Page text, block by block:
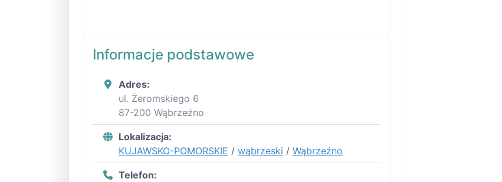
Informacje podstawowe
Adres:
ul. Żeromskiego 6
87-200 Wąbrzeźno
Lokalizacja:
KUJAWSKO-POMORSKIE / wąbrzeski / Wąbrzeźno
Telefon: